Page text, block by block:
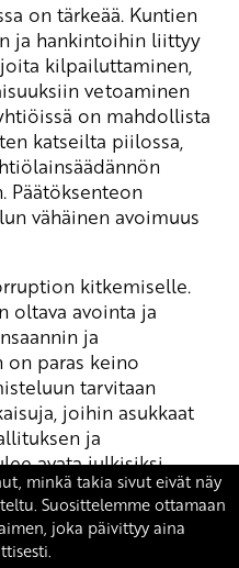
on tärkeää. Kuntien
ja hankintoihin liittyy
kilpailuttaminen,
vetoaminen
on mahdollista
katseilta piilossa,
Päätöksenteon
vähäinen avoimuus
kitkemiselle.
oltava avointa ja
ja
on paras keino
tarvitaan
joihin asukkaat
ja
avata julkisiksi,
asioissa.
on kirjattava julkisiin
on valvottava